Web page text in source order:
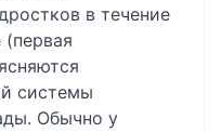
в течение
системы
Обычно у